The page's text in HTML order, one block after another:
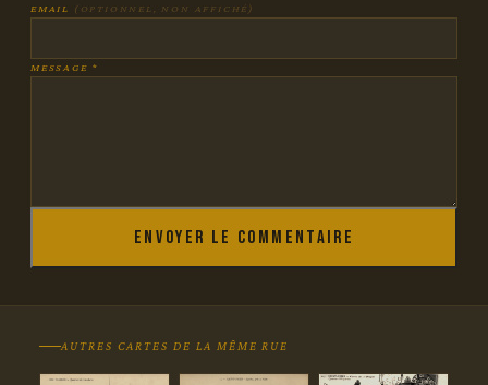
EMAIL (OPTIONNEL, NON AFFICHÉ)
MESSAGE *
Envoyer le commentaire
AUTRES CARTES DE LA MÊME RUE